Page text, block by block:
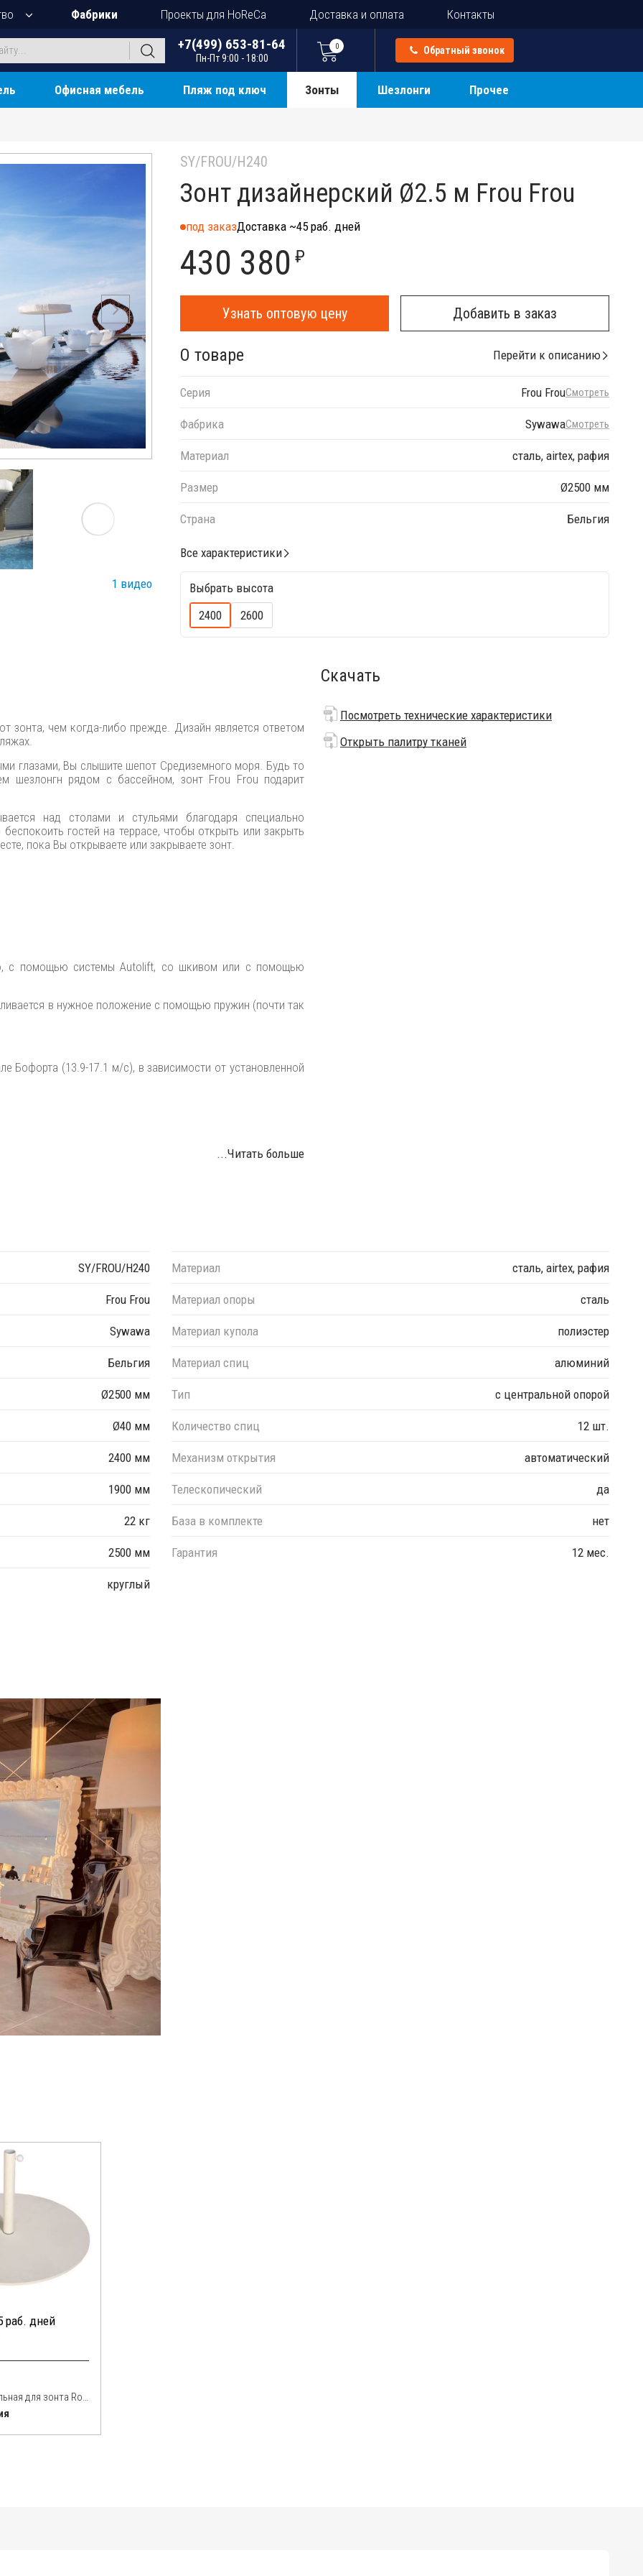
Фабрики Проекты для HoReCa Доставка и оплата Контакты
+7(499) 653-81-64
Пн-Пт 9:00 - 18:00
0 Обратный звонок
Офисная мебель Пляж под ключ Зонты Шезлонги Прочее
1 видео
SY/FROU/H240
Зонт дизайнерский Ø2.5 м Frou Frou
под заказДоставка ~45 раб. дней
430 380 ₽
Узнать оптовую цену Добавить в заказ
О товаре Перейти к описанию
Серия Frou FrouСмотреть
Фабрика SywawaСмотреть
Материал сталь, airtex, рафия
Размер Ø2500 мм
Страна Бельгия
Все характеристики
Выбрать высота
2400
2600
чем когда-либо прежде. Дизайн является ответом
глазами, Вы слышите шепот Средиземного моря. Будь то
шезлонгн рядом с бассейном, зонт Frou Frou подарит
над столами и стульями благодаря специально
гостей на террасе, чтобы открыть или закрыть
пока Вы открываете или закрываете зонт.
с помощью системы Autolift, со шкивом или с помощью
в нужное положение с помощью пружин (почти так
Бофорта (13.9-17.1 м/с), в зависимости от установленной
из акрила, 200 г/м², стойкость цвета УФ: 7-8/8,
черный, под заказ - слоновая кость, желтый,
для морской среды - для установки на пляже или
...Читать больше
Скачать
Посмотреть технические характеристики
Открыть палитру тканей
SY/FROU/H240
Frou Frou
Sywawa
Бельгия
Ø2500 мм
Ø40 мм
2400 мм
1900 мм
22 кг
2500 мм
круглый
Материал сталь, airtex, рафия
Материал опоры сталь
Материал купола полиэстер
Материал спиц алюминий
Тип с центральной опорой
Количество спиц 12 шт.
Механизм открытия автоматический
Телескопический да
База в комплекте нет
Гарантия 12 мес.
раб. дней
База утяжелительная для зонта Rondo 42 кг